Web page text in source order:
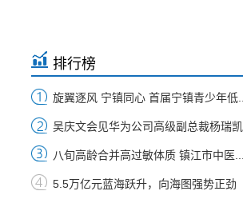
排行榜
旋翼逐风 宁镇同心 首届宁镇青少年低...
吴庆文会见华为公司高级副总裁杨瑞凯
八旬高龄合并高过敏体质 镇江市中医...
5.5万亿元蓝海跃升，向海图强势正劲